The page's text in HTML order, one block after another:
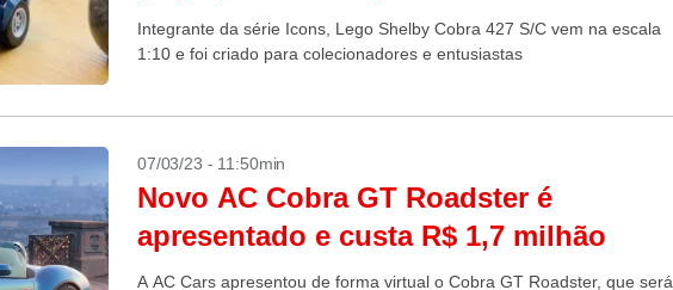
Integrante da série Icons, Lego Shelby Cobra 427 S/C vem na escala
1:10 e foi criado para colecionadores e entusiastas
07/03/23 - 11:50min
Novo AC Cobra GT Roadster é
apresentado e custa R$ 1,7 milhão
A AC Cars apresentou de forma virtual o Cobra GT Roadster, que será